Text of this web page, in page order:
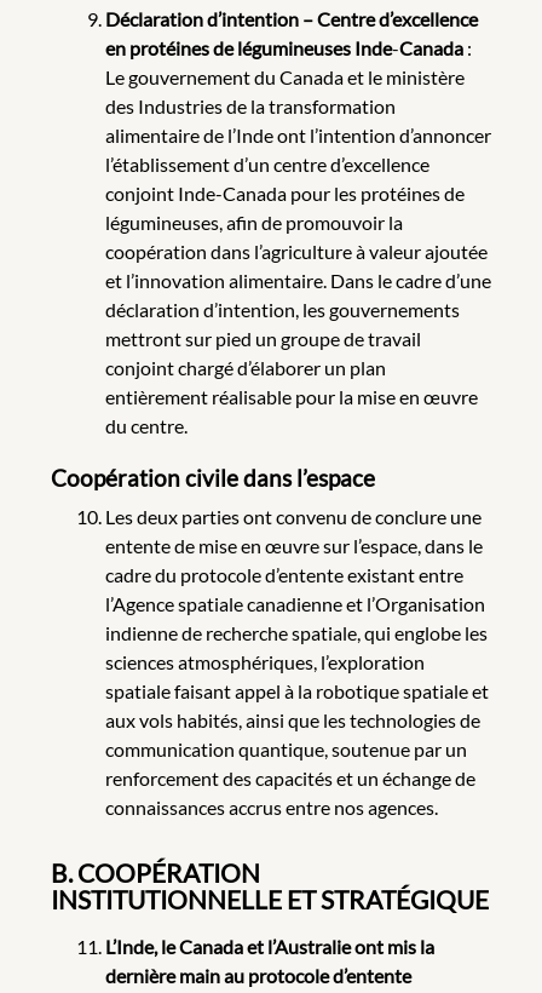
Déclaration d’intention – Centre d’excellence
en protéines de légumineuses Inde-Canada :
Le gouvernement du Canada et le ministère
des Industries de la transformation
alimentaire de l’Inde ont l’intention d’annoncer
l’établissement d’un centre d’excellence
conjoint Inde-Canada pour les protéines de
légumineuses, afin de promouvoir la
coopération dans l’agriculture à valeur ajoutée
et l’innovation alimentaire. Dans le cadre d’une
déclaration d’intention, les gouvernements
mettront sur pied un groupe de travail
conjoint chargé d’élaborer un plan
entièrement réalisable pour la mise en œuvre
du centre.
Coopération civile dans l’espace
Les deux parties ont convenu de conclure une
entente de mise en œuvre sur l’espace, dans le
cadre du protocole d’entente existant entre
l’Agence spatiale canadienne et l’Organisation
indienne de recherche spatiale, qui englobe les
sciences atmosphériques, l’exploration
spatiale faisant appel à la robotique spatiale et
aux vols habités, ainsi que les technologies de
communication quantique, soutenue par un
renforcement des capacités et un échange de
connaissances accrus entre nos agences.
B. COOPÉRATION
INSTITUTIONNELLE ET STRATÉGIQUE
L’Inde, le Canada et l’Australie ont mis la
dernière main au protocole d’entente